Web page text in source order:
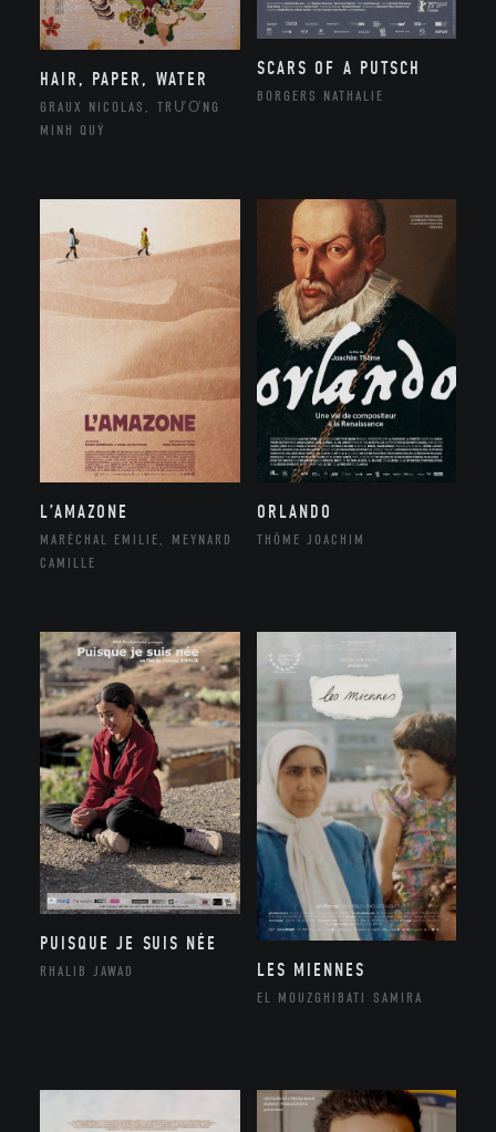
HAIR, PAPER, WATER
GRAUX NICOLAS, TRƯƠNG
MINH QUÝ
SCARS OF A PUTSCH
BORGERS NATHALIE
L’AMAZONE
MARÉCHAL EMILIE, MEYNARD
CAMILLE
ORLANDO
THÔME JOACHIM
PUISQUE JE SUIS NÉE
RHALIB JAWAD LES MIENNES
EL MOUZGHIBATI SAMIRA